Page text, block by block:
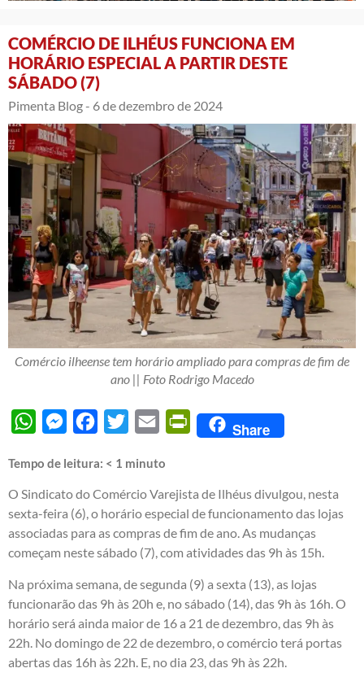
COMÉRCIO DE ILHÉUS FUNCIONA EM
HORÁRIO ESPECIAL A PARTIR DESTE
SÁBADO (7)
Pimenta Blog - 6 de dezembro de 2024
Comércio ilheense tem horário ampliado para compras de fim de
ano || Foto Rodrigo Macedo
WhatsAppMessengerFacebook
Twitter Email PrintFriendly
Share
Tempo de leitura: < 1 minuto
O Sindicato do Comércio Varejista de Ilhéus divulgou, nesta
sexta-feira (6), o horário especial de funcionamento das lojas
associadas para as compras de fim de ano. As mudanças
começam neste sábado (7), com atividades das 9h às 15h.
Na próxima semana, de segunda (9) a sexta (13), as lojas
funcionarão das 9h às 20h e, no sábado (14), das 9h às 16h. O
horário será ainda maior de 16 a 21 de dezembro, das 9h às
22h. No domingo de 22 de dezembro, o comércio terá portas
abertas das 16h às 22h. E, no dia 23, das 9h às 22h.